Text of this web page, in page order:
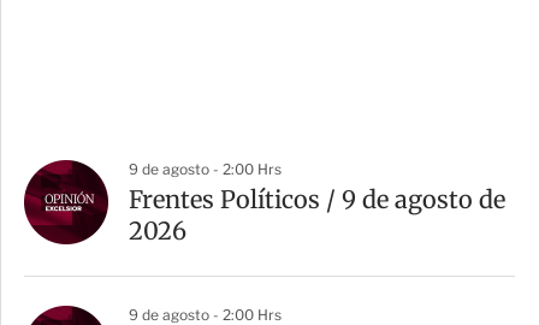
9 de agosto - 2:00 Hrs
Frentes Políticos / 9 de agosto de
2026
9 de agosto - 2:00 Hrs